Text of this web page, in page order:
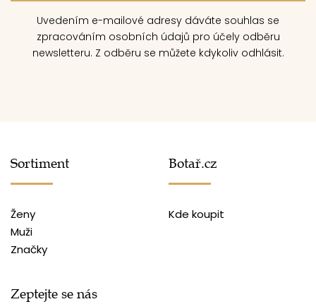
Uvedením e-mailové adresy dáváte souhlas se
zpracováním osobních údajů pro účely odběru
newsletteru. Z odběru se můžete kdykoliv odhlásit.
Sortiment
Ženy
Muži
Značky
Botař.cz
Kde koupit
Zeptejte se nás